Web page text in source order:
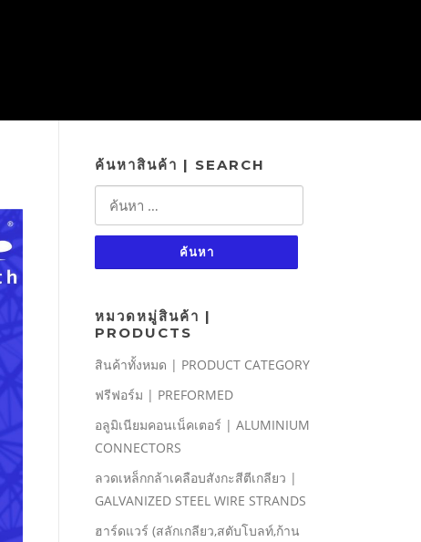
ค้นหาสินค้า | SEARCH
ค้นหา
หมวดหมู่สินค้า |
PRODUCTS
สินค้าทั้งหมด | PRODUCT CATEGORY
ฟรีฟอร์ม | PREFORMED
อลูมิเนียมคอนเน็คเตอร์ | ALUMINIUM
CONNECTORS
ลวดเหล็กกล้าเคลือบสังกะสีตีเกลียว |
GALVANIZED STEEL WIRE STRANDS
ฮาร์ดแวร์ (สลักเกลียว,สตับโบลท์,ก้าน